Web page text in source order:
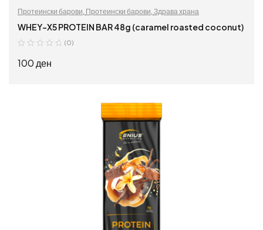
Протеински барови, Протеински барови, Здрава храна
WHEY-X5 PROTEIN BAR 48g (caramel roasted coconut)
(0)
100 ден
ДОДАЈ ВО КОШНИЦА